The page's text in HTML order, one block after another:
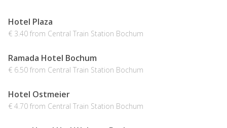
Hotel Plaza
€ 3.40 from Central Train Station Bochum
Ramada Hotel Bochum
€ 6.50 from Central Train Station Bochum
Hotel Ostmeier
€ 4.70 from Central Train Station Bochum